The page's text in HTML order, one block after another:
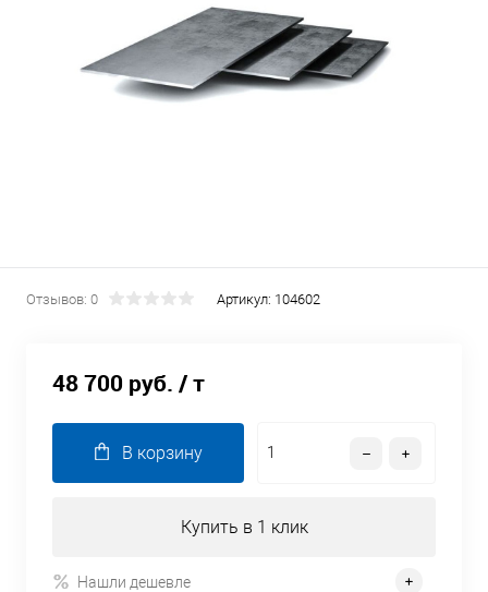
Отзывов: 0 Артикул: 104602
48 700 руб. / т
В корзину
Купить в 1 клик
Нашли дешевле